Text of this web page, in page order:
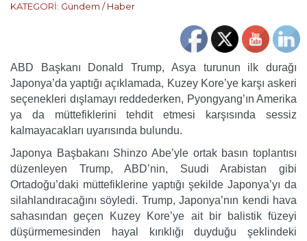
KATEGORİ: Gündem / Haber
ABD Başkanı Donald Trump, Asya turunun ilk durağı
Japonya’da yaptığı açıklamada, Kuzey Kore’ye karşı askeri
seçenekleri dışlamayı reddederken, Pyongyang’ın Amerika
ya da müttefiklerini tehdit etmesi karşısında sessiz
kalmayacakları uyarısında bulundu.
Japonya Başbakanı Shinzo Abe’yle ortak basın toplantısı
düzenleyen Trump, ABD’nin, Suudi Arabistan gibi
Ortadoğu’daki müttefiklerine yaptığı şekilde Japonya’yı da
silahlandıracağını söyledi. Trump, Japonya’nın kendi hava
sahasından geçen Kuzey Kore’ye ait bir balistik füzeyi
düşürmemesinden hayal kırıklığı duyduğu şeklindeki